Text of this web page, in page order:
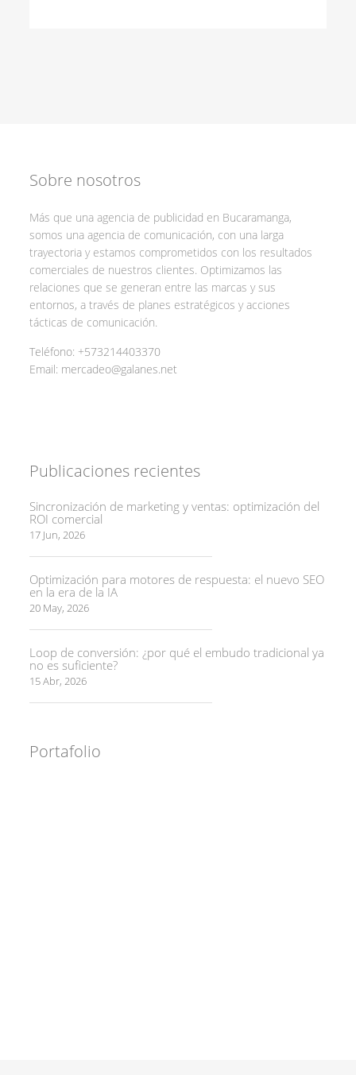
Sobre nosotros
Más que una agencia de publicidad en Bucaramanga,
somos una agencia de comunicación, con una larga
trayectoria y estamos comprometidos con los resultados
comerciales de nuestros clientes. Optimizamos las
relaciones que se generan entre las marcas y sus
entornos, a través de planes estratégicos y acciones
tácticas de comunicación.
Teléfono: +573214403370
Email: mercadeo@galanes.net
Publicaciones recientes
Sincronización de marketing y ventas: optimización del
ROI comercial
17 Jun, 2026
Optimización para motores de respuesta: el nuevo SEO
en la era de la IA
20 May, 2026
Loop de conversión: ¿por qué el embudo tradicional ya
no es suficiente?
15 Abr, 2026
Portafolio